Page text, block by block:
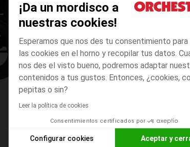
¡Da un mordisco a
nuestras cookies!
Esperamos que nos des tu consentimiento para
las cookies en el horno y recopilar tus datos.
nos des el visto bueno, podremos adaptar
contenidos a tus gustos. Entonces, ¿cookies,
pepitas o sin?
Leer la política de cookies
Consentimientos certificados por
Configurar cookies Aceptar y
MODOS